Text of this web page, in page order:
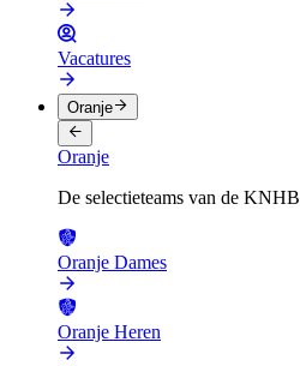
Vacatures
Oranje
Oranje
De selectieteams van de KNHB
Oranje Dames
Oranje Heren